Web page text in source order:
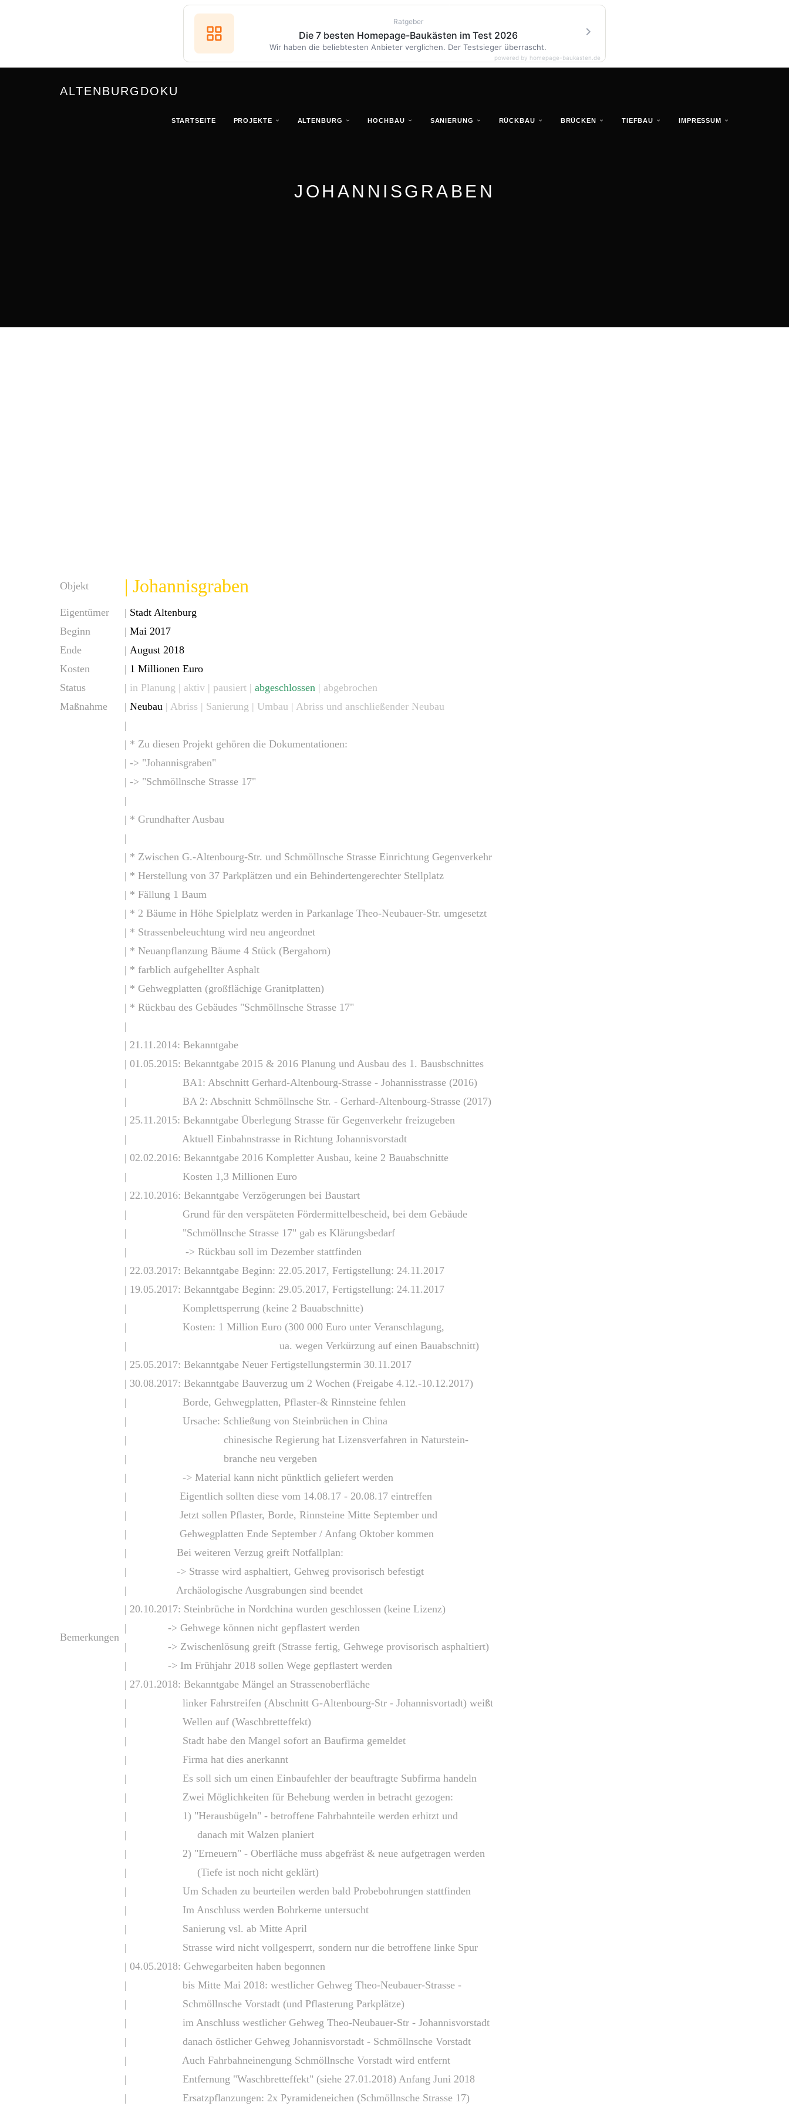
ALTENBURGDOKU
STARTSEITE PROJEKTE ALTENBURG HOCHBAU SANIERUNG RÜCKBAU BRÜCKEN TIEFBAU IMPRESSUM
JOHANNISGRABEN
Objekt | Johannisgraben
Eigentümer | Stadt Altenburg
Beginn
| Mai 2017
Ende
| August 2018
Kosten
| 1 Millionen Euro
Status
| in Planung | aktiv | pausiert | abgeschlossen | abgebrochen
Maßnahme
| Neubau | Abriss | Sanierung | Umbau | Abriss und anschließender Neubau
Bemerkungen
|
| * Zu diesen Projekt gehören die Dokumentationen:
| -> "Johannisgraben"
| -> "Schmöllnsche Strasse 17"
|
| * Grundhafter Ausbau
|
| * Zwischen G.-Altenbourg-Str. und Schmöllnsche Strasse Einrichtung Gegenverkehr
| * Herstellung von 37 Parkplätzen und ein Behindertengerechter Stellplatz
| * Fällung 1 Baum
| * 2 Bäume in Höhe Spielplatz werden in Parkanlage Theo-Neubauer-Str. umgesetzt
| * Strassenbeleuchtung wird neu angeordnet
| * Neuanpflanzung Bäume 4 Stück (Bergahorn)
| * farblich aufgehellter Asphalt
| * Gehwegplatten (großflächige Granitplatten)
| * Rückbau des Gebäudes "Schmöllnsche Strasse 17"
|
| 21.11.2014: Bekanntgabe
| 01.05.2015: Bekanntgabe 2015 & 2016 Planung und Ausbau des 1. Bausbschnittes
|
BA1: Abschnitt Gerhard-Altenbourg-Strasse - Johannisstrasse (2016)
| BA 2: Abschnitt Schmöllnsche Str. - Gerhard-Altenbourg-Strasse (2017)
| 25.11.2015: Bekanntgabe Überlegung Strasse für Gegenverkehr freizugeben
| Aktuell Einbahnstrasse in Richtung Johannisvorstadt
| 02.02.2016: Bekanntgabe 2016 Kompletter Ausbau, keine 2 Bauabschnitte
| Kosten 1,3 Millionen Euro
| 22.10.2016: Bekanntgabe Verzögerungen bei Baustart
| Grund für den verspäteten Fördermittelbescheid, bei dem Gebäude
| "Schmöllnsche Strasse 17" gab es Klärungsbedarf
| -> Rückbau soll im Dezember stattfinden
| 22.03.2017: Bekanntgabe Beginn: 22.05.2017, Fertigstellung: 24.11.2017
| 19.05.2017: Bekanntgabe Beginn: 29.05.2017, Fertigstellung: 24.11.2017
| Komplettsperrung (keine 2 Bauabschnitte)
| Kosten: 1 Million Euro (300 000 Euro unter Veranschlagung,
| ua. wegen Verkürzung auf einen Bauabschnitt)
| 25.05.2017: Bekanntgabe Neuer Fertigstellungstermin 30.11.2017
| 30.08.2017: Bekanntgabe Bauverzug um 2 Wochen (Freigabe 4.12.-10.12.2017)
| Borde, Gehwegplatten, Pflaster-& Rinnsteine fehlen
| Ursache: Schließung von Steinbrüchen in China
| chinesische Regierung hat Lizensverfahren in Naturstein-
| branche neu vergeben
| -> Material kann nicht pünktlich geliefert werden
| Eigentlich sollten diese vom 14.08.17 - 20.08.17 eintreffen
| Jetzt sollen Pflaster, Borde, Rinnsteine Mitte September und
| Gehwegplatten Ende September / Anfang Oktober kommen
| Bei weiteren Verzug greift Notfallplan:
| -> Strasse wird asphaltiert, Gehweg provisorisch befestigt
| Archäologische Ausgrabungen sind beendet
| 20.10.2017: Steinbrüche in Nordchina wurden geschlossen (keine Lizenz)
| -> Gehwege können nicht gepflastert werden
| -> Zwischenlösung greift (Strasse fertig, Gehwege provisorisch asphaltiert)
| -> Im Frühjahr 2018 sollen Wege gepflastert werden
| 27.01.2018: Bekanntgabe Mängel an Strassenoberfläche
| linker Fahrstreifen (Abschnitt G-Altenbourg-Str - Johannisvortadt) weißt
| Wellen auf (Waschbretteffekt)
| Stadt habe den Mangel sofort an Baufirma gemeldet
| Firma hat dies anerkannt
| Es soll sich um einen Einbaufehler der beauftragte Subfirma handeln
| Zwei Möglichkeiten für Behebung werden in betracht gezogen:
| 1) "Herausbügeln" - betroffene Fahrbahnteile werden erhitzt und
| danach mit Walzen planiert
| 2) "Erneuern" - Oberfläche muss abgefräst & neue aufgetragen werden
| (Tiefe ist noch nicht geklärt)
| Um Schaden zu beurteilen werden bald Probebohrungen stattfinden
| Im Anschluss werden Bohrkerne untersucht
| Sanierung vsl. ab Mitte April
| Strasse wird nicht vollgesperrt, sondern nur die betroffene linke Spur
| 04.05.2018: Gehwegarbeiten haben begonnen
| bis Mitte Mai 2018: westlicher Gehweg Theo-Neubauer-Strasse -
| Schmöllnsche Vorstadt (und Pflasterung Parkplätze)
| im Anschluss westlicher Gehweg Theo-Neubauer-Str - Johannisvorstadt
| danach östlicher Gehweg Johannisvorstadt - Schmöllnsche Vorstadt
| Auch Fahrbahneinengung Schmöllnsche Vorstadt wird entfernt
| Entfernung "Waschbretteffekt" (siehe 27.01.2018) Anfang Juni 2018
| Ersatzpflanzungen: 2x Pyramideneichen (Schmöllnsche Strasse 17)
Ratgeber
Die 7 besten Homepage-Baukästen im Test 2026
Wir haben die beliebtesten Anbieter verglichen. Der Testsieger überrascht.
powered by homepage-baukasten.de